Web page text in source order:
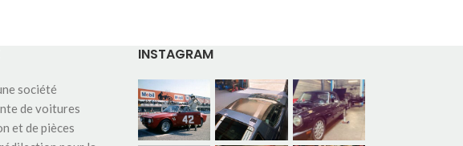
société
de voitures
et de pièces
INSTAGRAM